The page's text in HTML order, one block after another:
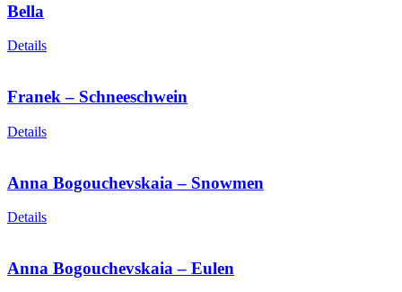
Bella
Details
Franek – Schneeschwein
Details
Anna Bogouchevskaia – Snowmen
Details
Anna Bogouchevskaia – Eulen